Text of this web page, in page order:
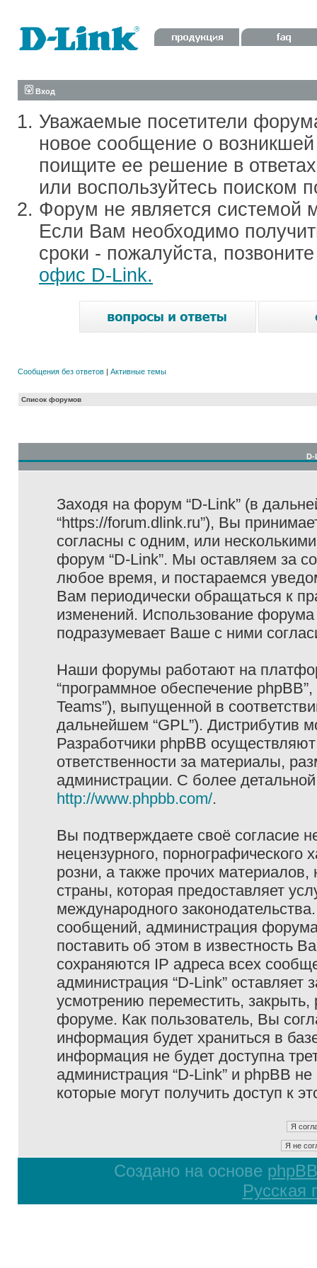
Вход
Уважаемые посетители
новое сообщение о
поищите ее решение в
или воспользуйтесь поиском
Форум не является системой
Если Вам необходимо
сроки - пожалуйста,
офис D-Link.
Сообщения без ответов | Активные темы
Список форумов
D-
Заходя на форум “D-Link” (в
“https://forum.dlink.ru”), Вы
согласны с одним, или
форум “D-Link”. Мы оставляем за
любое время, и постараемся
Вам периодически обращаться к
изменений. Использование
подразумевает Ваше с ними
Наши форумы работают на
“программное обеспечение
Teams”), выпущенной в
дальнейшем “GPL”). Дистрибутив
Разработчики phpBB
ответственности за материалы,
администрации. С более
http://www.phpbb.com/.
Вы подтверждаете своё согласие
нецензурного, порнографического
розни, а также прочих
страны, которая предоставляет
международного
сообщений, администрация
поставить об этом в известность
сохраняются IP адреса всех
администрация “D-Link”
усмотрению переместить,
форуме. Как пользователь, Вы
информация будет храниться в
информация не будет доступна
администрация “D-Link” и phpBB
которые могут получить доступ к
Создано на основе phpBB
Русская